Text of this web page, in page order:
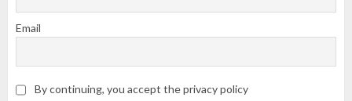
Email
By continuing, you accept the privacy policy